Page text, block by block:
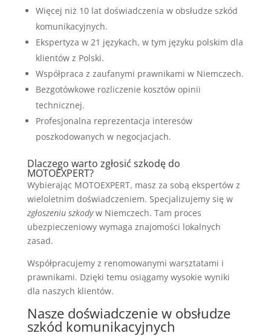
Więcej niż 10 lat doświadczenia w obsłudze szkód
komunikacyjnych.
Ekspertyza w 21 językach, w tym języku polskim dla
klientów z Polski.
Współpraca z zaufanymi prawnikami w Niemczech.
Bezgotówkowe rozliczenie kosztów opinii
technicznej.
Profesjonalna reprezentacja interesów
poszkodowanych w negocjacjach.
Dlaczego warto zgłosić szkodę do
MOTOEXPERT?
Wybierając MOTOEXPERT, masz za sobą ekspertów z
wieloletnim doświadczeniem. Specjalizujemy się w
zgłoszeniu szkodyw Niemczech. Tam proces
ubezpieczeniowy wymaga znajomości lokalnych
zasad.
Współpracujemy z renomowanymi warsztatami i
prawnikami. Dzięki temu osiągamy wysokie wyniki
dla naszych klientów.
Nasze doświadczenie w obsłudze
szkód komunikacyjnych